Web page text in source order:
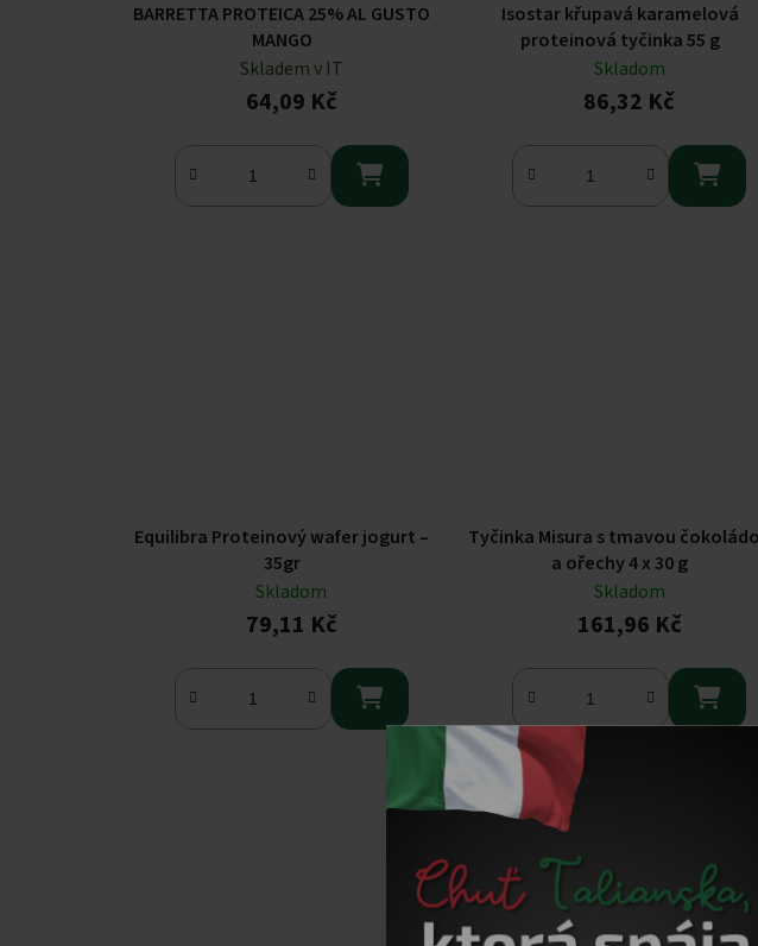
BARRETTA PROTEICA 25% AL GUSTO
MANGO
Skladem v IT
64,09 Kč

Isostar křupavá karamelová
proteinová tyčinka 55 g
Skladom
86,32 Kč

Equilibra Proteinový wafer jogurt –
35gr
Skladom
79,11 Kč

Tyčinka Misura s tmavou
a ořechy 4 x 30 g
Skladom
161,96 Kč
